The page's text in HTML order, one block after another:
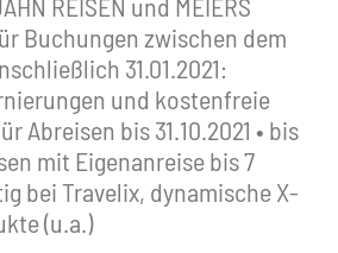
Buchungen zwischen dem
31.01.2021:
und kostenfreie
Abreisen bis 31.10.2021 • bis
mit Eigenanreise bis 7
bei Travelix, dynamische X-
(u.a.)